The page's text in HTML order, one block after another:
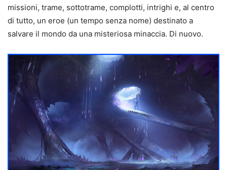
missioni, trame, sottotrame, complotti, intrighi e, al centro
di tutto, un eroe (un tempo senza nome) destinato a
salvare il mondo da una misteriosa minaccia. Di nuovo.